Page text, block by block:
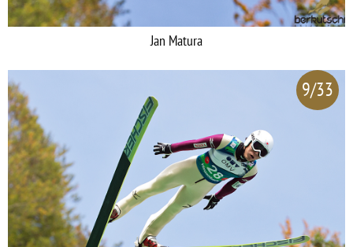
Jan Matura
9/33